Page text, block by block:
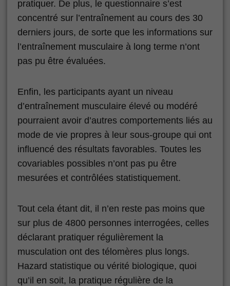
pratiquer. De plus, le questionnaire s’est
concentré sur l’entraînement au cours des 30
derniers jours, de sorte que les informations sur
l’entraînement musculaire à long terme n’ont
pas pu être évaluées.
Enfin, les participants ayant un niveau
d’entraînement musculaire élevé ou modéré
pourraient avoir d’autres comportements liés au
mode de vie propres à leur sous-groupe qui ont
influencé des résultats favorables. Toutes les
covariables possibles n’ont pas pu être
mesurées et contrôlées statistiquement.
Tout cela étant dit, il n’en reste pas moins que
sur plus de 4800 personnes interrogées, celles
déclarant pratiquer régulièrement la
musculation ont des télomères plus longs.
Hazard statistique ou vérité biologique, quoi
qu’il en soit, la pratique régulière de la